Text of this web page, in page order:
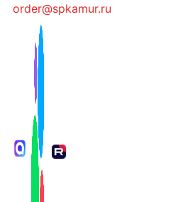
order@spkamur.ru